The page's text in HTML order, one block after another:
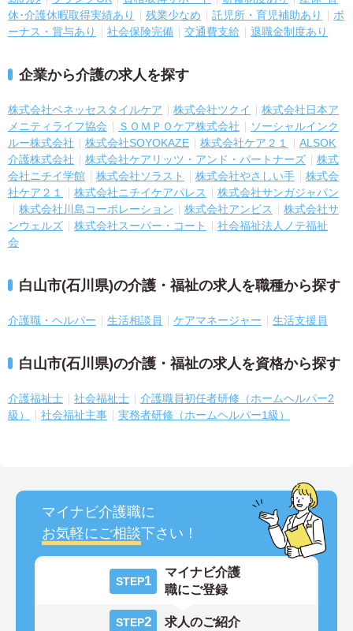
休･介護休暇取得実績あり
残業少なめ 託児所・育児補助あり
ボ
ーナス・賞与あり
社会保険完備 交通費支給 退職金制度あり
企業から介護の求人を探す
株式会社ベネッセスタイルケア 株式会社ツクイ
株式会社日本ア
メニティライフ協会
ＳＯＭＰＯケア株式会社
ソーシャルインク
ルー株式会社
株式会社SOYOKAZE 株式会社ケア２１
ALSOK
介護株式会社
株式会社ケアリッツ・アンド・パートナーズ
株式
会社ニチイ学館
株式会社ソラスト 株式会社やさしい手
株式会
社ケア２１
株式会社ニチイケアパレス
株式会社サンガジャパン
株式会社川島コーポレーション
株式会社アンビス
株式会社サ
ンウェルズ
株式会社スーパー・コート
社会福祉法人ノテ福祉
会
白山市(石川県)の介護・福祉の求人を職種から探す
介護職・ヘルパー 生活相談員 ケアマネージャー 生活支援員
白山市(石川県)の介護・福祉の求人を資格から探す
介護福祉士 社会福祉士
介護職員初任者研修（ホームヘルパー2
級）
社会福祉主事 実務者研修（ホームヘルパー1級）
マイナビ介護職に
お気軽にご相談下さい！
STEP1
マイナビ介護
職にご登録
STEP2 求人のご紹介